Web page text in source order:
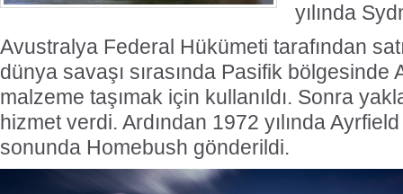
yılında
Avustralya Federal Hükümeti tarafından
dünya savaşı sırasında Pasifik
malzeme taşımak için kullanıldı. Sonra
hizmet verdi. Ardından 1972 yılında
sonunda Homebush gönderildi.